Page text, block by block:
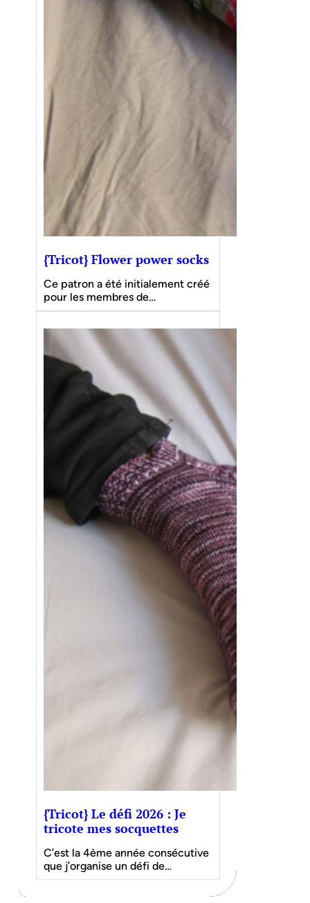
{Tricot} Flower power socks
Ce patron a été initialement créé
pour les membres de…
{Tricot} Le défi 2026 : Je
tricote mes socquettes
C’est la 4ème année consécutive
que j’organise un défi de…